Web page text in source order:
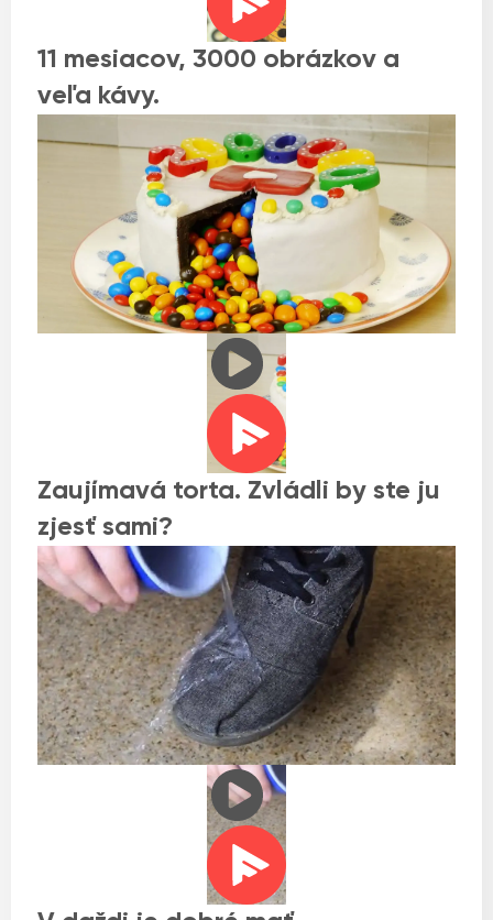
11 mesiacov, 3000 obrázkov a
veľa kávy.
Zaujímavá torta. Zvládli by ste ju
zjesť sami?